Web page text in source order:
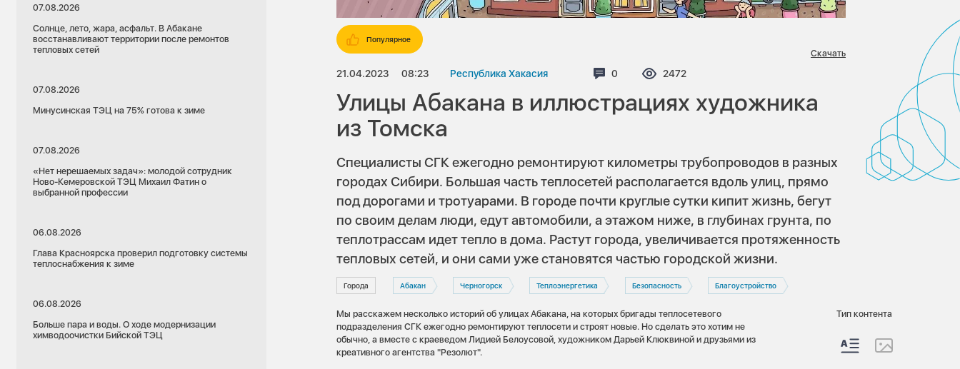
07.08.2026
Солнце, лето, жара, асфальт. В Абакане
восстанавливают территории после ремонтов
тепловых сетей
07.08.2026
Минусинская ТЭЦ на 75% готова к зиме
07.08.2026
«Нет нерешаемых задач»: молодой сотрудник
Ново-Кемеровской ТЭЦ Михаил Фатин о
выбранной профессии
06.08.2026
Глава Красноярска проверил подготовку системы
теплоснабжения к зиме
06.08.2026
Больше пара и воды. О ходе модернизации
химводоочистки Бийской ТЭЦ
Популярное
21.04.2023 08:23 Республика Хакасия Комментариев:
0 Просмотров:
2472
Скачать
Улицы Абакана в иллюстрациях художника
из Томска
Специалисты СГК ежегодно ремонтируют километры трубопроводов в разных
городах Сибири. Большая часть теплосетей располагается вдоль улиц, прямо
под дорогами и тротуарами. В городе почти круглые сутки кипит жизнь, бегут
по своим делам люди, едут автомобили, а этажом ниже, в глубинах грунта, по
теплотрассам идет тепло в дома. Растут города, увеличивается протяженность
тепловых сетей, и они сами уже становятся частью городской жизни.
Города Абакан Черногорск Теплоэнергетика Безопасность Благоустройство
Мы расскажем несколько историй об улицах Абакана, на которых бригады теплосетевого
подразделения СГК ежегодно ремонтируют теплосети и строят новые. Но сделать это хотим не
обычно, а вместе с краеведом Лидией Белоусовой, художником Дарьей Клюквиной и друзьями из
креативного агентства "Резолют".
Тип контента